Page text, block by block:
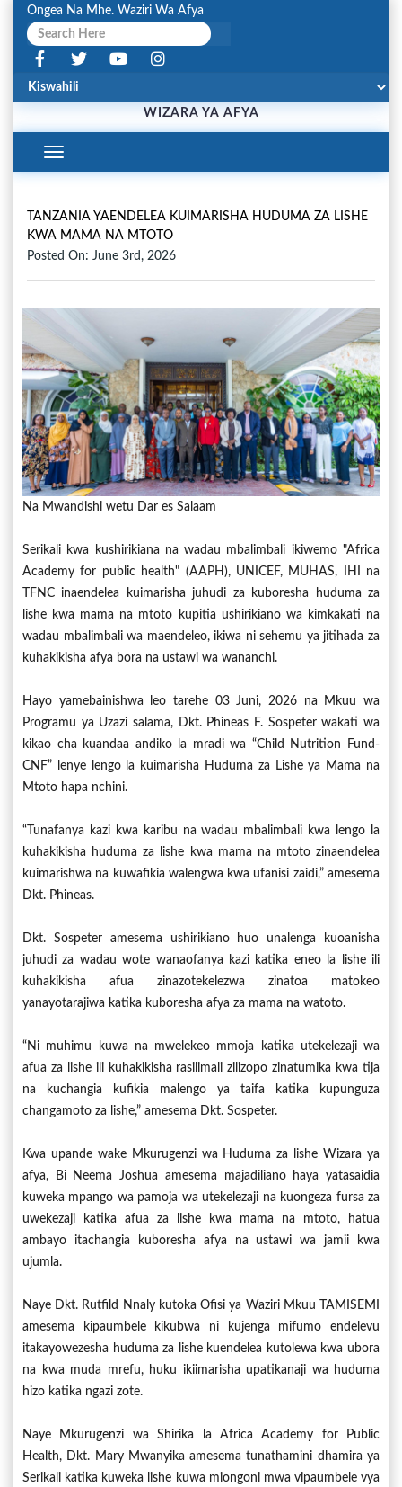
Ongea Na Mhe. Waziri Wa Afya
WIZARA YA AFYA
Toggle
Navigation
TANZANIA YAENDELEA KUIMARISHA HUDUMA ZA LISHE
KWA MAMA NA MTOTO
Posted On: June 3rd, 2026
Na Mwandishi wetu Dar es Salaam
Serikali kwa kushirikiana na wadau mbalimbali ikiwemo "Africa
Academy for public health" (AAPH), UNICEF, MUHAS, IHI na
TFNC inaendelea kuimarisha juhudi za kuboresha huduma za
lishe kwa mama na mtoto kupitia ushirikiano wa kimkakati na
wadau mbalimbali wa maendeleo, ikiwa ni sehemu ya jitihada za
kuhakikisha afya bora na ustawi wa wananchi.
Hayo yamebainishwa leo tarehe 03 Juni, 2026 na Mkuu wa
Programu ya Uzazi salama, Dkt. Phineas F. Sospeter wakati wa
kikao cha kuandaa andiko la mradi wa “Child Nutrition Fund-
CNF” lenye lengo la kuimarisha Huduma za Lishe ya Mama na
Mtoto hapa nchini.
“Tunafanya kazi kwa karibu na wadau mbalimbali kwa lengo la
kuhakikisha huduma za lishe kwa mama na mtoto zinaendelea
kuimarishwa na kuwafikia walengwa kwa ufanisi zaidi,” amesema
Dkt. Phineas.
Dkt. Sospeter amesema ushirikiano huo unalenga kuoanisha
juhudi za wadau wote wanaofanya kazi katika eneo la lishe ili
kuhakikisha afua zinazotekelezwa zinatoa matokeo
yanayotarajiwa katika kuboresha afya za mama na watoto.
“Ni muhimu kuwa na mwelekeo mmoja katika utekelezaji wa
afua za lishe ili kuhakikisha rasilimali zilizopo zinatumika kwa tija
na kuchangia kufikia malengo ya taifa katika kupunguza
changamoto za lishe,” amesema Dkt. Sospeter.
Kwa upande wake Mkurugenzi wa Huduma za lishe Wizara ya
afya, Bi Neema Joshua amesema majadiliano haya yatasaidia
kuweka mpango wa pamoja wa utekelezaji na kuongeza fursa za
uwekezaji katika afua za lishe kwa mama na mtoto, hatua
ambayo itachangia kuboresha afya na ustawi wa jamii kwa
ujumla.
Naye Dkt. Rutfild Nnaly kutoka Ofisi ya Waziri Mkuu TAMISEMI
amesema kipaumbele kikubwa ni kujenga mifumo endelevu
itakayowezesha huduma za lishe kuendelea kutolewa kwa ubora
na kwa muda mrefu, huku ikiimarisha upatikanaji wa huduma
hizo katika ngazi zote.
Naye Mkurugenzi wa Shirika la Africa Academy for Public
Health, Dkt. Mary Mwanyika amesema tunathamini dhamira ya
Serikali katika kuweka lishe kuwa miongoni mwa vipaumbele vya